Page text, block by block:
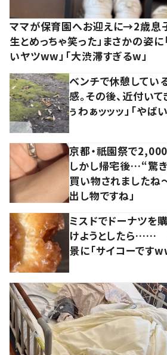
ママが保育園へお迎えに→2歳息
生とめっちゃ笑った」まさかの姿
いヤツww」「大渋滞すぎるw」
ベンチで休憩してい
感。その後、近付い
ぅわぁッッッ」「やば
京都・祇園祭で
しかし帰宅後…“驚
買い物されましたね～
出し物ですね」
ミスドでドーナツを
けようとしたら……
景に「サイコーです